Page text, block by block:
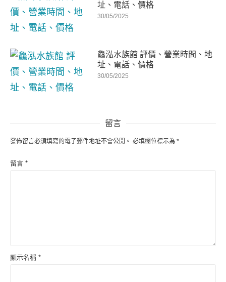
址、電話、價格
30/05/2025
鱻泓水族館 評價、營業時間、地
址、電話、價格
30/05/2025
留言
發佈留言必須填寫的電子郵件地址不會公開。 必填欄位標示為 *
留言 *
顯示名稱 *